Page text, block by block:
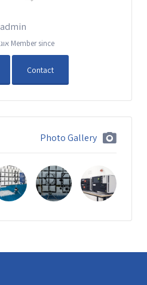
admin
Member since אוגוסט 2021
Contact
Photo Gallery